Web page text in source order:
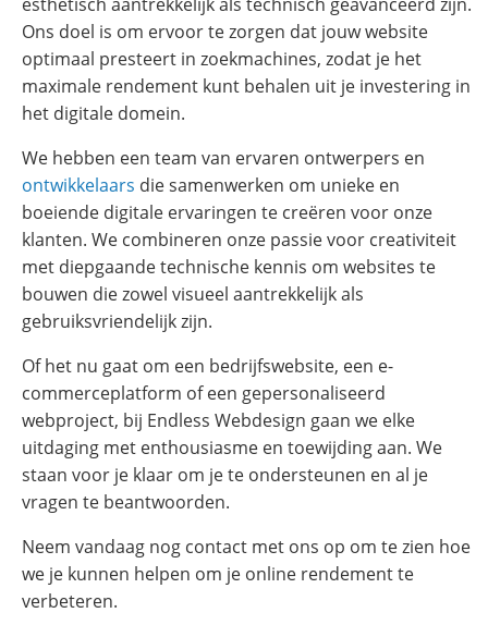
esthetisch aantrekkelijk als technisch geavanceerd zijn.
Ons doel is om ervoor te zorgen dat jouw website
optimaal presteert in zoekmachines, zodat je het
maximale rendement kunt behalen uit je investering in
het digitale domein.
We hebben een team van ervaren ontwerpers en
ontwikkelaars die samenwerken om unieke en
boeiende digitale ervaringen te creëren voor onze
klanten. We combineren onze passie voor creativiteit
met diepgaande technische kennis om websites te
bouwen die zowel visueel aantrekkelijk als
gebruiksvriendelijk zijn.
Of het nu gaat om een bedrijfswebsite, een e-
commerceplatform of een gepersonaliseerd
webproject, bij Endless Webdesign gaan we elke
uitdaging met enthousiasme en toewijding aan. We
staan voor je klaar om je te ondersteunen en al je
vragen te beantwoorden.
Neem vandaag nog contact met ons op om te zien hoe
we je kunnen helpen om je online rendement te
verbeteren.